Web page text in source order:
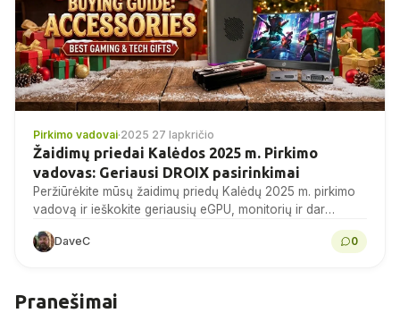
Pirkimo vadovai·2025 27 lapkričio
Žaidimų priedai Kalėdos 2025 m. Pirkimo
vadovas: Geriausi DROIX pasirinkimai
Peržiūrėkite mūsų žaidimų priedų Kalėdų 2025 m. pirkimo
vadovą ir ieškokite geriausių eGPU, monitorių ir dar
DaveC 0
Pranešimai